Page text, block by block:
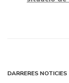
DARRERES NOTICIES